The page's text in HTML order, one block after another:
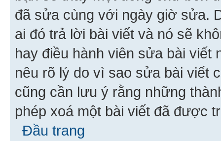
đã sửa cùng với ngày giờ sửa.
ai đó trả lời bài viết và nó sẽ
hay điều hành viên sửa bài viết
nêu rõ lý do vì sao sửa bài viết
cũng cần lưu ý rằng những
phép xoá một bài viết đã được
Đầu trang